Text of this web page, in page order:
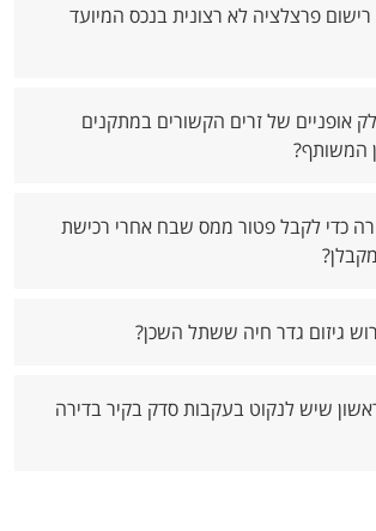
פרצלציה לא רצונית בנכס המיועד
אופניים של זרים הקשורים במתקנים
המשותף?
כדי לקבל פטור ממס שבח אחרי רכישת
גיזום גדר חיה ששתל השכן?
שיש לנקוט בעקבות סדק בקיר בדירה